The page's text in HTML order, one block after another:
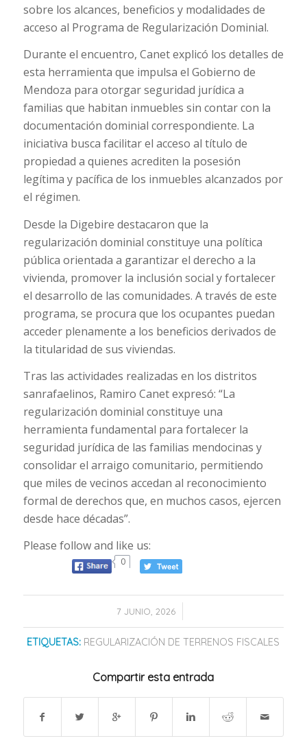
sobre los alcances, beneficios y modalidades de
acceso al Programa de Regularización Dominial.
Durante el encuentro, Canet explicó los detalles de
esta herramienta que impulsa el Gobierno de
Mendoza para otorgar seguridad jurídica a
familias que habitan inmuebles sin contar con la
documentación dominial correspondiente. La
iniciativa busca facilitar el acceso al título de
propiedad a quienes acrediten la posesión
legítima y pacífica de los inmuebles alcanzados por
el régimen.
Desde la Digebire destacaron que la
regularización dominial constituye una política
pública orientada a garantizar el derecho a la
vivienda, promover la inclusión social y fortalecer
el desarrollo de las comunidades. A través de este
programa, se procura que los ocupantes puedan
acceder plenamente a los beneficios derivados de
la titularidad de sus viviendas.
Tras las actividades realizadas en los distritos
sanrafaelinos, Ramiro Canet expresó: “La
regularización dominial constituye una
herramienta fundamental para fortalecer la
seguridad jurídica de las familias mendocinas y
consolidar el arraigo comunitario, permitiendo
que miles de vecinos accedan al reconocimiento
formal de derechos que, en muchos casos, ejercen
desde hace décadas”.
Please follow and like us:
0
7 JUNIO, 2026
/
ETIQUETAS: REGULARIZACIÓN DE TERRENOS FISCALES
Compartir esta entrada